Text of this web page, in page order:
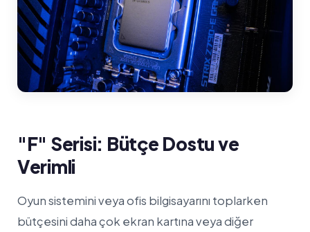
"F" Serisi: Bütçe Dostu ve
Verimli
Oyun sistemini veya ofis bilgisayarını toplarken
bütçesini daha çok ekran kartına veya diğer